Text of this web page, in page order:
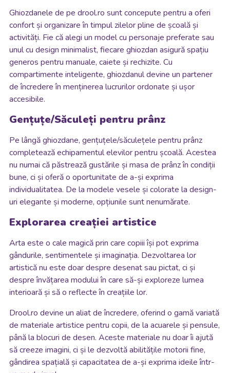
Ghiozdanele de pe drool.ro sunt concepute pentru a oferi
confort și organizare în timpul zilelor pline de școală și
activități. Fie că alegi un model cu personaje preferate sau
unul cu design minimalist, fiecare ghiozdan asigură spațiu
generos pentru manuale, caiete și rechizite. Cu
compartimente inteligente, ghiozdanul devine un partener
de încredere în menținerea lucrurilor ordonate și ușor
accesibile.
Gențuțe/Săculeți pentru prânz
Pe lângă ghiozdane, gențuțele/săculețele pentru prânz
completează echipamentul elevilor pentru școală. Acestea
nu numai că păstrează gustările și masa de prânz în condiții
bune, ci și oferă o oportunitate de a-și exprima
individualitatea. De la modele vesele și colorate la design-
uri elegante și moderne, opțiunile sunt nenumărate.
Explorarea creației artistice
Arta este o cale magică prin care copiii își pot exprima
gândurile, sentimentele și imaginația. Dezvoltarea lor
artistică nu este doar despre desenat sau pictat, ci și
despre învățarea modului în care să-și exploreze lumea
interioară și să o reflecte în creațiile lor.
Drool.ro devine un aliat de încredere, oferind o gamă variată
de materiale artistice pentru copii, de la acuarele și pensule,
până la blocuri de desen. Aceste materiale nu doar îi ajută
să creeze imagini, ci și le dezvoltă abilitățile motorii fine,
gândirea spațială și capacitatea de a-și exprima ideile într-